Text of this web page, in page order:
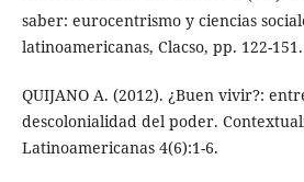
saber: eurocentrismo y ciencias
latinoamericanas, Clacso, pp. 122-151.
QUIJANO A. (2012). ¿Buen vivir?:
descolonialidad del poder.
Latinoamericanas 4(6):1-6.